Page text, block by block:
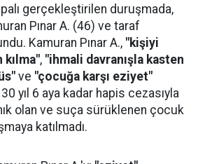
gerçekleştirilen duruşmada,
Pınar A. (46) ve taraf
Kamuran Pınar A., "kişiyi
, "ihmali davranışla kasten
ve "çocuğa karşı eziyet"
yıl 6 aya kadar hapis cezasıyla
olan ve suça sürüklenen çocuk
katılmadı.